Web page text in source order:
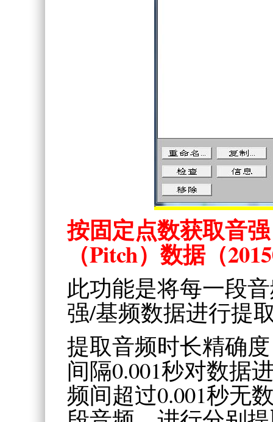
按固定点数获取音
（Pitch）数据（
此功能是将每一段
强/基频数据进行提
提取音频时长精确
间隔0.001秒对数据
频间超过0.001秒无